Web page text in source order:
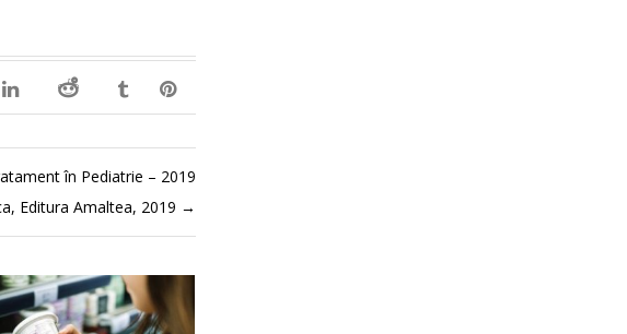

în Pediatrie – 2019
Editura Amaltea, 2019 →